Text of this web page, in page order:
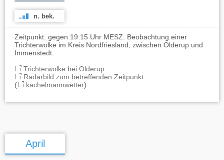
n. bek.
Zeitpunkt: gegen 19:15 Uhr MESZ. Beobachtung einer
Trichterwolke im Kreis Nordfriesland, zwischen Olderup und
Immenstedt.
Trichterwolke bei Olderup
Radarbild zum betreffenden Zeitpunkt
(
kachelmannwetter)
April